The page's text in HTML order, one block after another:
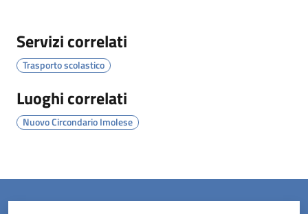
Tutti
gli
Servizi correlati
Trasporto scolastico
Luoghi correlati
Nuovo Circondario Imolese